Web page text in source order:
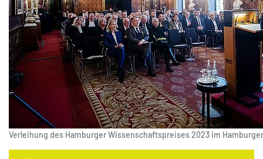
Verleihung des Hamburger Wissenschaftspreises 2023 im